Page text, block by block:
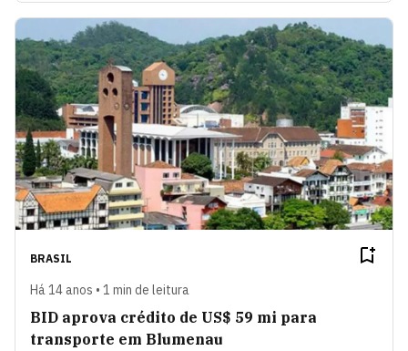
BRASIL
Há 14 anos • 1 min de leitura
BID aprova crédito de US$ 59 mi para
transporte em Blumenau